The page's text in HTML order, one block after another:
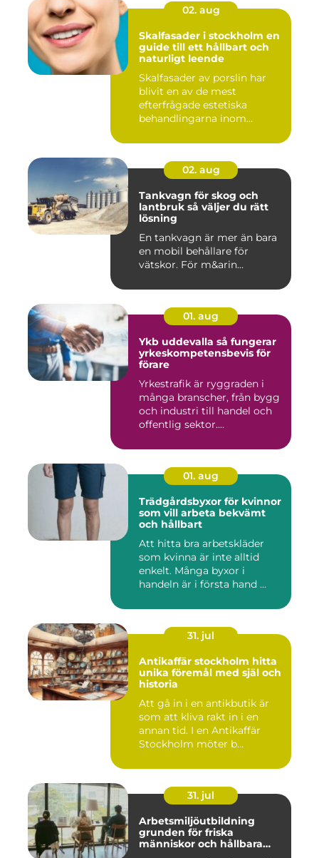
02. aug
Skalfasader i stockholm en
guide till ett hållbart och
naturligt leende
Skalfasader av porslin har
blivit en av de mest
efterfrågade estetiska
behandlingarna inom
02. aug
Tankvagn för skog och
lantbruk så väljer du rätt
lösning
En tankvagn är mer än bara
en mobil behållare för
vätskor. För m&arin...
01. aug
Ykb uddevalla så fungerar
yrkeskompetensbevis för
förare
Yrkestrafik är ryggraden i
många branscher, från bygg
och industri till handel och
offentlig sektor....
01. aug
Trädgårdsbyxor för kvinnor
som vill arbeta bekvämt
och hållbart
Att hitta bra arbetskläder
som kvinna är inte alltid
enkelt. Många byxor i
handeln är i första hand ...
31. jul
Antikaffär stockholm hitta
unika föremål med själ och
historia
Att gå in i en antikbutik är
som att kliva rakt in i en
annan tid. I en Antikaffär
Stockholm möter b...
31. jul
Arbetsmiljöutbildning
grunden för friska
människor och hållbara